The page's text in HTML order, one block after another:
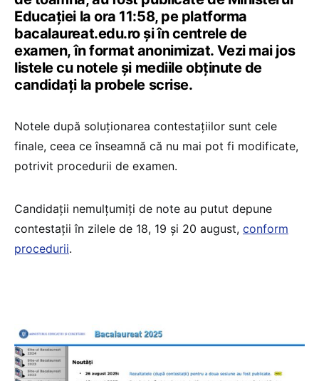
Educației la ora 11:58, pe platforma
bacalaureat.edu.ro și în centrele de
examen, în format anonimizat. Vezi mai jos
listele cu notele și mediile obținute de
candidați la probele scrise.
Notele după soluționarea contestațiilor sunt cele
finale, ceea ce înseamnă că nu mai pot fi modificate,
potrivit procedurii de examen.
Candidații nemulțumiți de note au putut depune
contestații în zilele de 18, 19 și 20 august, conform
procedurii.